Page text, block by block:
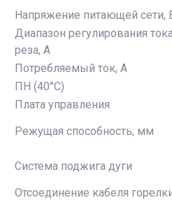
Напряжение питающей сети,
Диапазон регулирования
реза, А
Потребляемый ток, А
ПН (40°C)
Плата управления
Режущая способность, мм
Система поджига дуги
Отсоединение кабеля